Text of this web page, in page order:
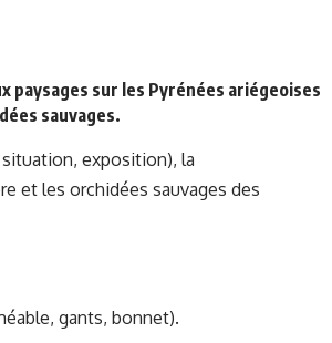
paysages sur les Pyrénées ariégeoises
sauvages.
exposition), la
et les orchidées sauvages des
gants, bonnet).